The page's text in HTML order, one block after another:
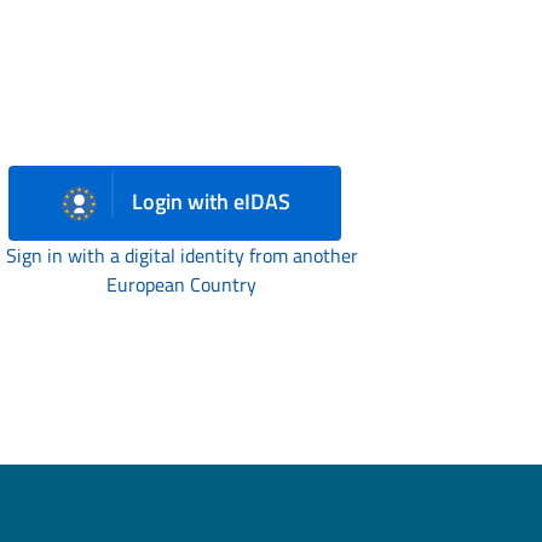
Login with eIDAS
Sign in with a digital identity from another
European Country